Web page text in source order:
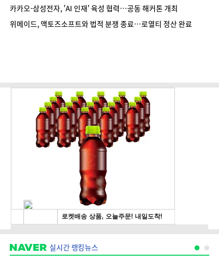
카카오-삼성전자, 'AI 인재' 육성 협력…공동 해커톤 개최
위메이드, 액토즈소프트와 법적 분쟁 종료…로열티 정산 완료
실시간 랭킹뉴스